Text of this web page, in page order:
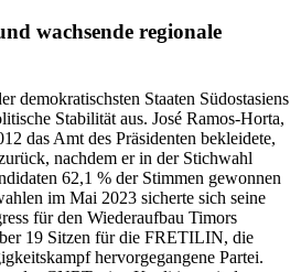
wachsende regionale
demokratischsten Staaten Südostasiens
Stabilität aus. José Ramos-Horta,
das Amt des Präsidenten bekleidete,
nachdem er in der Stichwahl
62,1 % der Stimmen gewonnen
im Mai 2023 sicherte sich seine
für den Wiederaufbau Timors
19 Sitzen für die FRETILIN, die
hervorgegangene Partei.